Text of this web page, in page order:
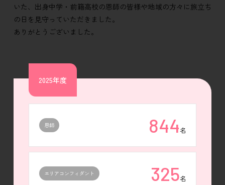
いた、出身中学・前籍高校の恩師の皆様や地域の方々に旅立ち
の日を見守っていただきました。
ありがとうございました。
2025年度
恩師 844名
エリアコンフィダント 325名